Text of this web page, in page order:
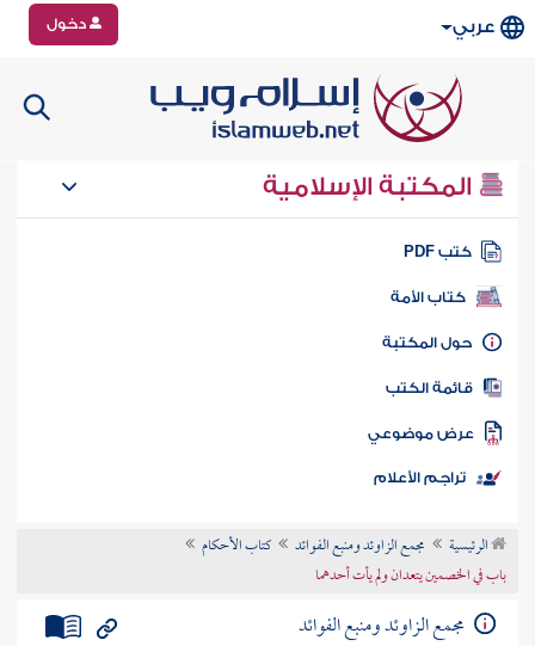
عربي دخول
المكتبة الإسلامية
كتب PDF
كتاب الأمة
المكتبة
الكتب
موضوعي
تراجم الأعلام
الرئيسية مجمع الزاوئد ومنبع الفوائد
كتاب الأحكام
باب في الخصمين يتعدان ولم يأت أحدهما
مجمع الزاوئد ومنبع الفوائد